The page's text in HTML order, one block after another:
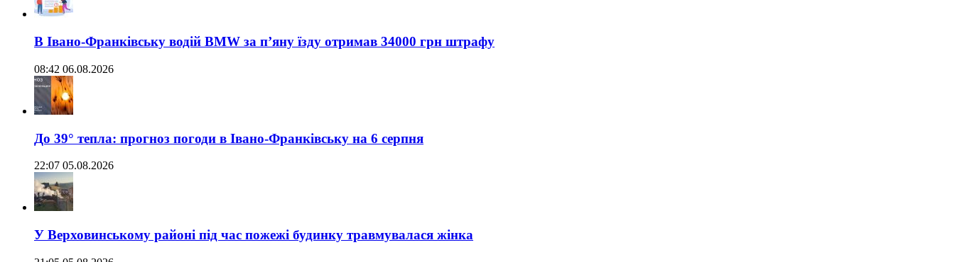
В Івано-Франківську водій BMW за п’яну їзду отримав 34000 грн штрафу
08:42 06.08.2026
До 39° тепла: прогноз погоди в Івано-Франківську на 6 серпня
22:07 05.08.2026
У Верховинському районі під час пожежі будинку травмувалася жінка